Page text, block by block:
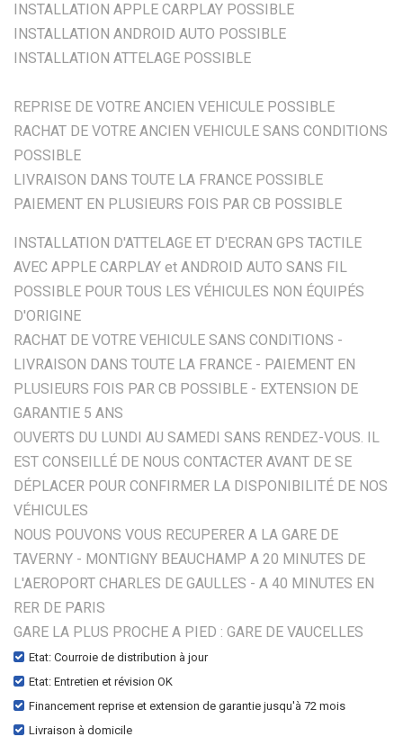
INSTALLATION APPLE CARPLAY POSSIBLE
INSTALLATION ANDROID AUTO POSSIBLE
INSTALLATION ATTELAGE POSSIBLE
REPRISE DE VOTRE ANCIEN VEHICULE POSSIBLE
RACHAT DE VOTRE ANCIEN VEHICULE SANS CONDITIONS
POSSIBLE
LIVRAISON DANS TOUTE LA FRANCE POSSIBLE
PAIEMENT EN PLUSIEURS FOIS PAR CB POSSIBLE
INSTALLATION D'ATTELAGE ET D'ECRAN GPS TACTILE
AVEC APPLE CARPLAY et ANDROID AUTO SANS FIL
POSSIBLE POUR TOUS LES VÉHICULES NON ÉQUIPÉS
D'ORIGINE
RACHAT DE VOTRE VEHICULE SANS CONDITIONS -
LIVRAISON DANS TOUTE LA FRANCE - PAIEMENT EN
PLUSIEURS FOIS PAR CB POSSIBLE - EXTENSION DE
GARANTIE 5 ANS
OUVERTS DU LUNDI AU SAMEDI SANS RENDEZ-VOUS. IL
EST CONSEILLÉ DE NOUS CONTACTER AVANT DE SE
DÉPLACER POUR CONFIRMER LA DISPONIBILITÉ DE NOS
VÉHICULES
NOUS POUVONS VOUS RECUPERER A LA GARE DE
TAVERNY - MONTIGNY BEAUCHAMP A 20 MINUTES DE
L'AEROPORT CHARLES DE GAULLES - A 40 MINUTES EN
RER DE PARIS
GARE LA PLUS PROCHE A PIED : GARE DE VAUCELLES
Etat: Courroie de distribution à jour
Etat: Entretien et révision OK
Financement reprise et extension de garantie jusqu'à 72 mois
Livraison à domicile